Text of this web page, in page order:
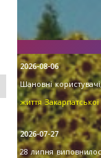
2026-08-06
Шановні
життя
2026-07-27
28 липня